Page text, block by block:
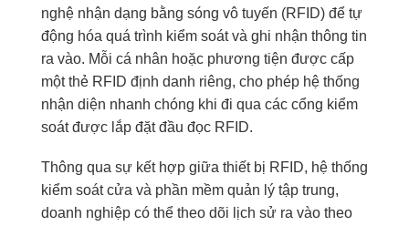
nghệ nhận dạng bằng sóng vô tuyến (RFID) để tự
động hóa quá trình kiểm soát và ghi nhận thông tin
ra vào. Mỗi cá nhân hoặc phương tiện được cấp
một thẻ RFID định danh riêng, cho phép hệ thống
nhận diện nhanh chóng khi đi qua các cổng kiểm
soát được lắp đặt đầu đọc RFID.
Thông qua sự kết hợp giữa thiết bị RFID, hệ thống
kiểm soát cửa và phần mềm quản lý tập trung,
doanh nghiệp có thể theo dõi lịch sử ra vào theo